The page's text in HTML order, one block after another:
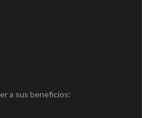
a sus beneficios: